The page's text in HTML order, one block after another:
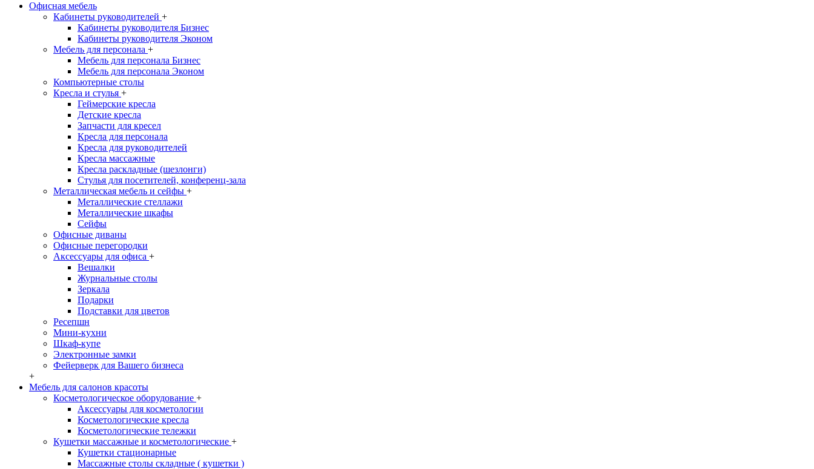
Офисная мебель
Кабинеты руководителей +
Кабинеты руководителя Бизнес
Кабинеты руководителя Эконом
Мебель для персонала +
Мебель для персонала Бизнес
Мебель для персонала Эконом
Компьютерные столы
Кресла и стулья +
Геймерские кресла
Детские кресла
Запчасти для кресел
Кресла для персонала
Кресла для руководителей
Кресла массажные
Кресла раскладные (шезлонги)
Стулья для посетителей, конференц-зала
Металлическая мебель и сейфы +
Металлические стеллажи
Металлические шкафы
Сейфы
Офисные диваны
Офисные перегородки
Аксессуары для офиса +
Вешалки
Журнальные столы
Зеркала
Подарки
Подставки для цветов
Ресепшн
Мини-кухни
Шкаф-купе
Электронные замки
Фейерверк для Вашего бизнеса
+
Мебель для салонов красоты
Косметологическое оборудование +
Аксессуары для косметологии
Косметологические кресла
Косметологические тележки
Кушетки массажные и косметологические +
Кушетки стационарные
Массажные столы складные ( кушетки )